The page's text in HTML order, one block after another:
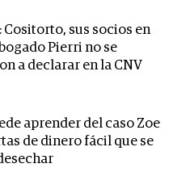
Cositorto, sus socios en
Pierri no se
a declarar en la CNV
aprender del caso Zoe
de dinero fácil que se